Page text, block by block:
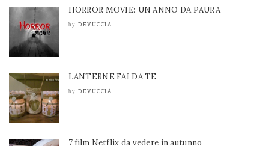
HORROR MOVIE: UN ANNO DA PAURA
by DEVUCCIA
LANTERNE FAI DA TE
by DEVUCCIA
7 film Netflix da vedere in autunno